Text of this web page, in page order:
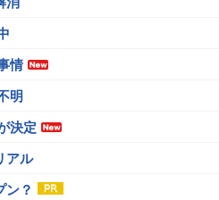
情
明
決定
アル
ン？